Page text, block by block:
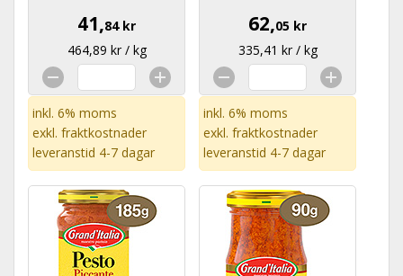
41,84 kr
464,89 kr / kg
inkl. 6% moms
exkl. fraktkostnader
leveranstid 4-7 dagar
62,05 kr
335,41 kr / kg
inkl. 6% moms
exkl. fraktkostnader
leveranstid 4-7 dagar